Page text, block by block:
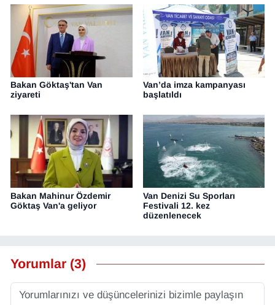
Bakan Göktaş'tan Van
ziyareti
Van’da imza kampanyası
başlatıldı
Bakan Mahinur Özdemir
Göktaş Van'a geliyor
Van Denizi Su Sporları
Festivali 12. kez
düzenlenecek
Yorumlar (3)